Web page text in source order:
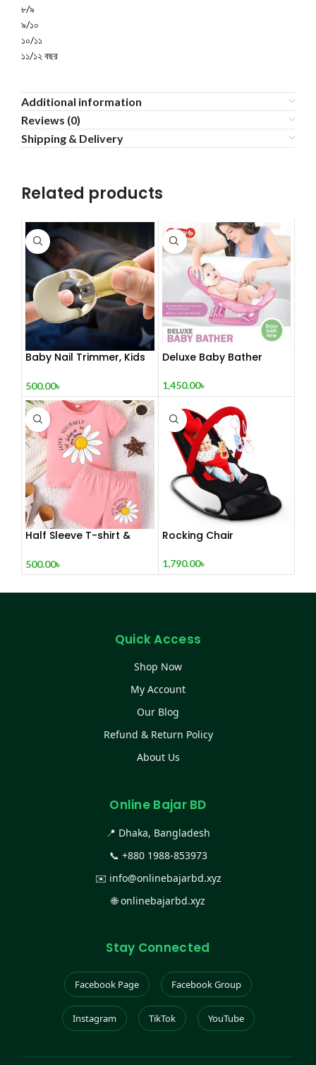
৮/৯
৯/১০
১০/১১
১১/১২ বছর
Additional information
Reviews (0)
Shipping & Delivery
Related products
Baby Nail Trimmer, Kids
Clipper Set With
Magnifying Glass and
Led Light, Manicure Led
Magnifier Baby Nail
Clipper
500.00৳
Deluxe Baby Bather
1,450.00৳
Half Sleeve T-shirt &
500.00৳
Rocking Chair
1,790.00৳
Quick Access
Shop Now
My Account
Our Blog
Refund & Return Policy
About Us
Online Bajar BD
📍 Dhaka, Bangladesh
📞 +880 1988-853973
✉️ info@onlinebajarbd.xyz
🌐onlinebajarbd.xyz
Stay Connected
Facebook Page Facebook Group
Instagram TikTok YouTube